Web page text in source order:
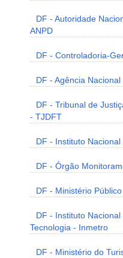
DF - Autoridade
ANPD
DF - Controladoria-
DF - Agência
DF - Tribunal de
- TJDFT
DF - Instituto
DF - Órgão
DF - Ministério
DF - Instituto
Tecnologia - Inmetro
DF - Ministério do